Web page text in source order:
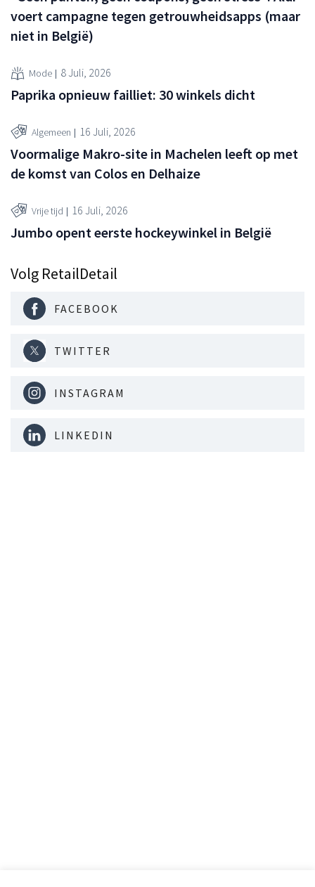
voert campagne tegen getrouwheidsapps (maar
niet in België)
Mode 8 Juli, 2026
Paprika opnieuw failliet: 30 winkels dicht
Algemeen 16 Juli, 2026
Voormalige Makro-site in Machelen leeft op met
de komst van Colos en Delhaize
Vrije tijd 16 Juli, 2026
Jumbo opent eerste hockeywinkel in België
Volg RetailDetail
FACEBOOK
TWITTER
INSTAGRAM
LINKEDIN